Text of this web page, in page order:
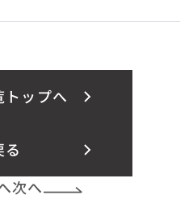
ップへ
る
次へ